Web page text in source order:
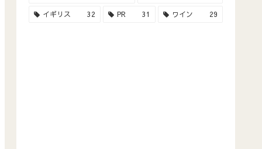
イギリス 32 PR 31 ワイン 29